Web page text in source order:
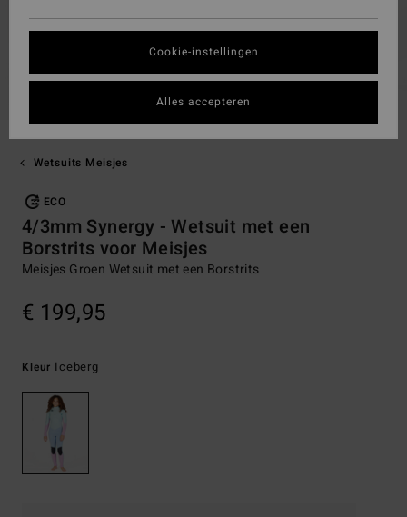
Wetsuits Meisjes
ECO
4/3mm Synergy - Wetsuit met een
Borstrits voor Meisjes
Meisjes Groen Wetsuit met een Borstrits
€ 199,95
Kleur Iceberg
Cookie-instellingen
Alles accepteren